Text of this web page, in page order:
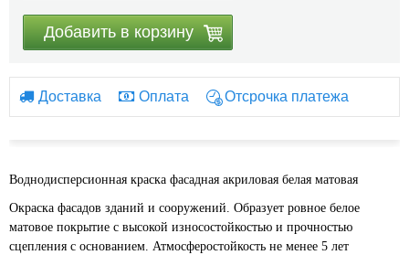
Добавить в корзину
Доставка Оплата Отсрочка платежа
Воднодисперсионная краска фасадная акриловая белая матовая
Окраска фасадов зданий и сооружений. Образует ровное белое
матовое покрытие с высокой износостойкостью и прочностью
сцепления с основанием. Атмосферостойкость не менее 5 лет